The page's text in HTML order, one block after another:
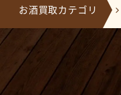
お酒買取カテゴリ